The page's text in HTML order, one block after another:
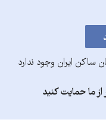
ایران وجود ندارد
ما حمایت کنید